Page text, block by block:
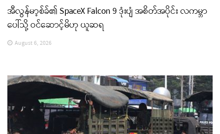
အီလွန်မာ့စ်ခ်၏ SpaceX Falcon 9 ဒုံးပျံ အစိတ်အပိုင်း လကမ္ဘာ
ပေါ်သို့ ဝင်ဆောင့်မိဟု ယူဆရ
August 6, 2026